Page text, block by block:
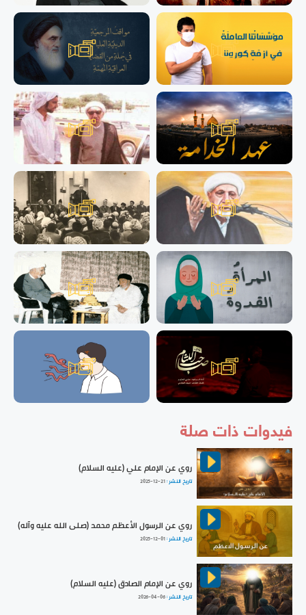
فيدوات ذات صلة
روي عن الإمام علي (عليه السلام)
تاريخ النشر :2025-12-21
روي عن الرسول الأعظم محمد (صلى الله عليه وآله)
تاريخ النشر :2025-12-01
روي عن الإمام الصادق (عليه السلام)
تاريخ النشر :2026-04-06